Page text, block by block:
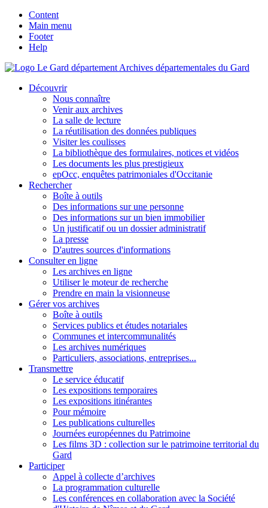
Content
Main menu
Footer
Help
Archives départementales du Gard
Découvrir
Nous connaître
Venir aux archives
La salle de lecture
La réutilisation des données publiques
Visiter les coulisses
La bibliothèque des formulaires, notices et vidéos
Les documents les plus prestigieux
epOcc, enquêtes patrimoniales d'Occitanie
Rechercher
Boîte à outils
Des informations sur une personne
Des informations sur un bien immobilier
Un justificatif ou un dossier administratif
La presse
D'autres sources d'informations
Consulter en ligne
Les archives en ligne
Utiliser le moteur de recherche
Prendre en main la visionneuse
Gérer vos archives
Boîte à outils
Services publics et études notariales
Communes et intercommunalités
Les archives numériques
Particuliers, associations, entreprises...
Transmettre
Le service éducatif
Les expositions temporaires
Les expositions itinérantes
Pour mémoire
Les publications culturelles
Journées européennes du Patrimoine
Les films 3D : collection sur le patrimoine territorial du
Gard
Participer
Appel à collecte d’archives
La programmation culturelle
Les conférences en collaboration avec la Société